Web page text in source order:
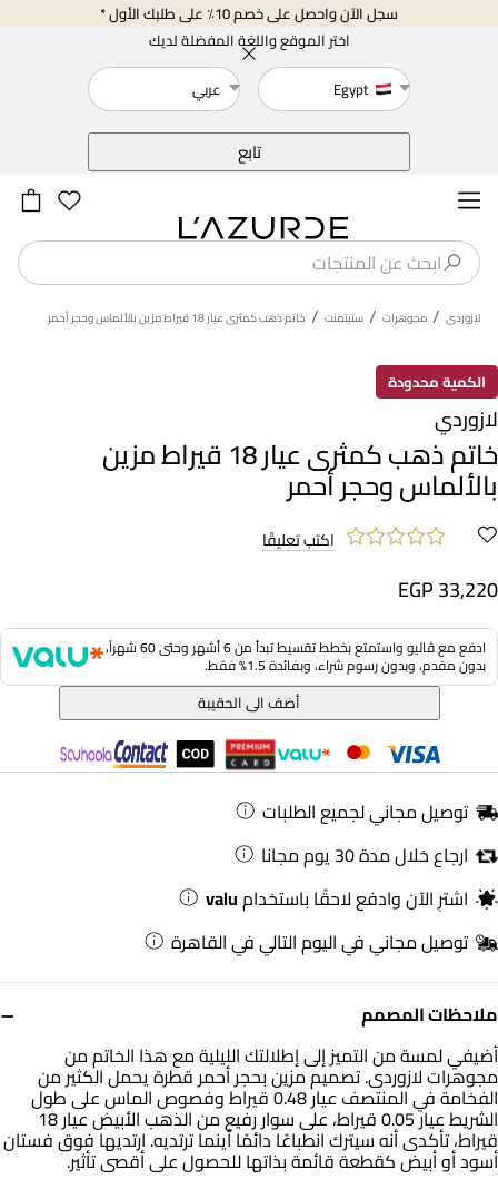
سجل الآن واحصل على خصم 10٪ على طلبك الأول *
اختر الموقع واللغة المفضلة لديك
Egypt
عربي
تابع
لازوردى / مجوهرات / ستيتمنت / خاتم ذهب كمثرى عيار 18 قيراط مزين بالألماس وحجر أحمر
الكمية محدودة
ملاحظات المصمم −
أضيفي لمسة من التميز إلى إطلالتك الليلية مع هذا الخاتم من
مجوهرات لازوردى. تصميم مزين بحجر أحمر قطرة يحمل الكثير من
الفخامة في المنتصف عيار 0.48 قيراط وفصوص الماس على طول
الشريط عيار 0.05 قيراط، على سوار رفيع من الذهب الأبيض عيار 18
قيراط، تأكدى أنه سيترك انطباعًا دائمًا أينما ترتديه. ارتديها فوق فستان
أسود أو أبيض كقطعة قائمة بذاتها للحصول على أقصى تأثير.
لازوردي
خاتم ذهب كمثرى عيار 18 قيراط مزين
بالألماس وحجر أحمر
اكتب تعليقًا
EGP 33,220
ادفع مع ڤاليو واستمتع بخطط تقسيط تبدأ من 6 أشهر وحتى 60 شهراً،
بدون مقدم، وبدون رسوم شراء، وبفائدة 1.5% فقط.
أضف الى الحقيبة
توصيل مجاني لجميع الطلبات
ارجاع خلال مدة 30 يوم مجانا
اشترِ الآن وادفع لاحقًا باستخدامvalu
توصيل مجاني في اليوم التالي في القاهرة